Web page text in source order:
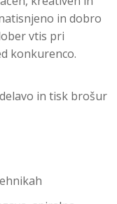
in dobro
vtis pri
konkurenco.
in tisk brošur